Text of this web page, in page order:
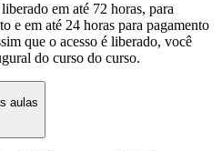
em até 72 horas, para
e em até 24 horas para pagamento
que o acesso é liberado, você
do curso do curso.
aulas